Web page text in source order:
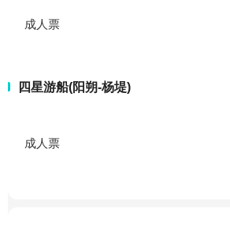
成人票
四星游船(阳朔-杨堤)
成人票